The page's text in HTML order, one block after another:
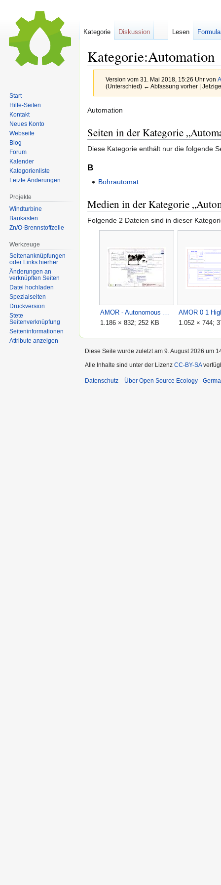
Kategorie:Automation
Version vom 31. Mai 2018, 15:26 Uhr von
(Unterschied) ← Abfassung vorher |
Zur
springen
Zur
springen
Automation
Seiten in der Kategorie
Diese Kategorie enthält nur die folgende
B
Bohrautomat
Medien in der Kategorie
Folgende 2 Dateien sind in dieser
AMOR - Autonomous milking et other robot (High level overview, 20171106).jpg
1.186 × 832; 252 KB
1.052 × 744;
Kategorie Diskussion Lesen
Start
Hilfe-Seiten
Kontakt
Neues Konto
Webseite
Blog
Forum
Kalender
Kategorienliste
Letzte Änderungen
Projekte
Windturbine
Baukasten
Zn/O-Brennstoffzelle
Werkzeuge
Seitenanknüpfungen
oder Links hierher
Änderungen an
verknüpften Seiten
Datei hochladen
Spezialseiten
Druckversion
Stete
Seitenverknüpfung
Seiten­informationen
Attribute anzeigen
Diese Seite wurde zuletzt am 9. August 2026 um
Alle Inhalte sind unter der Lizenz CC-BY-SA
Datenschutz Über Open Source Ecology -